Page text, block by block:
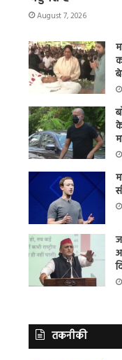
August 7, 2026
तकनीकी